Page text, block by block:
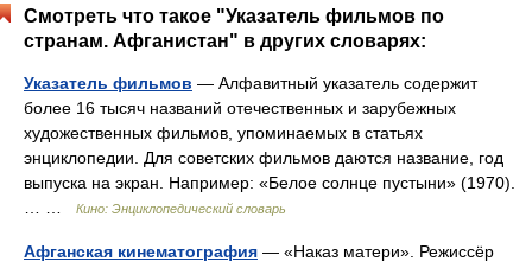
Смотреть что такое "Указатель фильмов по
странам. Афганистан" в других словарях:
Указатель фильмов — Алфавитный указатель содержит
более 16 тысяч названий отечественных и зарубежных
художественных фильмов, упоминаемых в статьях
энциклопедии. Для советских фильмов даются название, год
выпуска на экран. Например: «Белое солнце пустыни» (1970).
Кино: Энциклопедический словарь
Афганская кинематография — «Наказ матери». Режиссёр